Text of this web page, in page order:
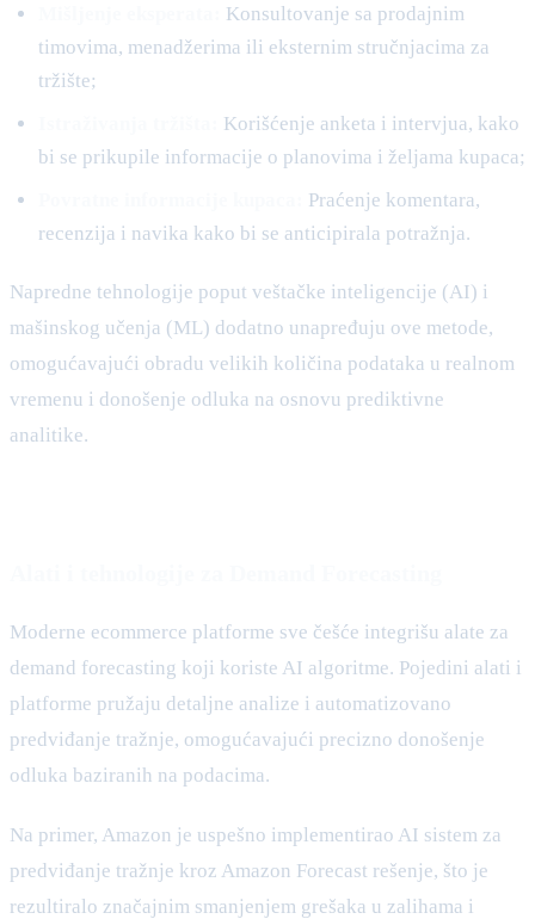
Konsultovanje sa prodajnim
timovima, menadžerima ili eksternim stručnjacima za
tržište;
Korišćenje anketa i intervjua, kako
bi se prikupile informacije o planovima i željama kupaca;
Praćenje komentara,
recenzija i navika kako bi se anticipirala potražnja.
Napredne tehnologije poput veštačke inteligencije (AI) i
mašinskog učenja (ML) dodatno unapređuju ove metode,
omogućavajući obradu velikih količina podataka u realnom
vremenu i donošenje odluka na osnovu prediktivne
analitike.
Moderne ecommerce platforme sve češće integrišu alate za
demand forecasting koji koriste AI algoritme. Pojedini alati i
platforme pružaju detaljne analize i automatizovano
predviđanje tražnje, omogućavajući precizno donošenje
odluka baziranih na podacima.
Na primer, Amazon je uspešno implementirao AI sistem za
predviđanje tražnje kroz Amazon Forecast rešenje, što je
rezultiralo značajnim smanjenjem grešaka u zalihama i